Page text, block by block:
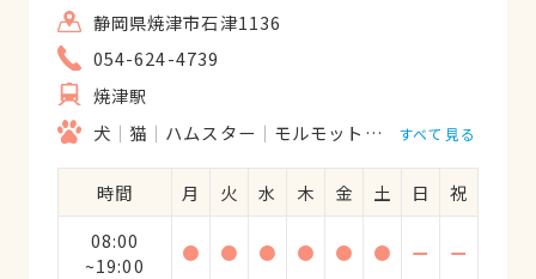
静岡県焼津市石津1136
054-624-4739
焼津駅
犬
猫 ハムスター モルモット うさぎ 鳥類
すべて見る
時間 月 火 水 木 金 土 日
祝
08:00
~19:00
● ● ● ● ● ● ー ー